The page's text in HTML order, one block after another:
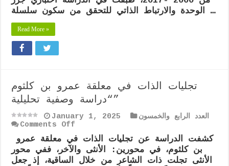
العربية
السعودية
أهداف
رؤية
المملكة
2030
باستخدام
السلاسل
الزمنية
الوحدة والارتباط الذاتي للتحقق من سكون سلسلة …
Read More »
تجليات الذات في معلقة عمرو بن كلثوم
“دراسة وصفية تحليلية”
January 1, 2025
العدد الرابع والخمسون
Comments Off
تجليات
الذات
في
معلقة
بن كلثوم، في محورين: الأنثى والآخر، ففي محور
الأنثى تجلت ذات الشاعر من خلال الساقية، إذ جعل